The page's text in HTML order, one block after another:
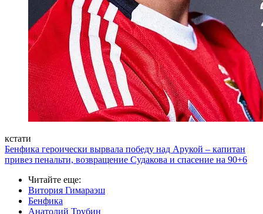
кстати
Бенфика героически вырвала победу над Арукой – капитан
привез пенальти, возвращение Судакова и спасение на 90+6
Читайте еще:
Витория Гимараэш
Бенфика
Анатолий Трубин